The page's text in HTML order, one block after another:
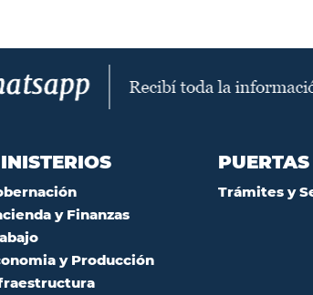
y Finanzas
y Producción
Trámites y